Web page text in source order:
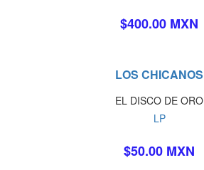
$400.00 MXN
LOS CHICANOS
EL DISCO DE ORO
LP
$50.00 MXN